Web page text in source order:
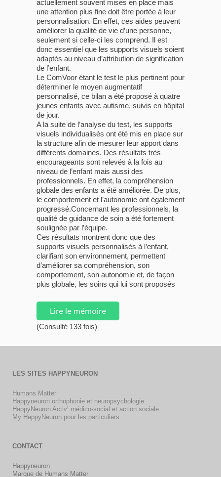
actuellement souvent mises en place mais
une attention plus fine doit être portée à leur
personnalisation. En effet, ces aides peuvent
améliorer la qualité de vie d’une personne,
seulement si celle-ci les comprend. Il est
donc essentiel que les supports visuels soient
adaptés au niveau d’attribution de signification
de l’enfant.
Le ComVoor étant le test le plus pertinent pour
déterminer le moyen augmentatif
personnalisé, ce bilan a été proposé à quatre
jeunes enfants avec autisme, suivis en hôpital
de jour.
A la suite de l’analyse du test, les supports
visuels individualisés ont été mis en place sur
la structure afin de mesurer leur apport dans
différents domaines. Des résultats très
encourageants sont relevés à la fois au
niveau de l’enfant mais aussi des
professionnels. En effet, la compréhension
globale des enfants a été améliorée. De plus,
le comportement et l’autonomie ont également
progressé.Concernant les professionnels, la
qualité de guidance de soin a été fortement
soulignée par l’équipe.
Ces résultats montrent donc que des
supports visuels personnalisés à l’enfant,
clarifiant son environnement, permettent
d’améliorer sa compréhension, son
comportement, son autonomie et, de façon
plus globale, les soins qui lui sont proposés
Lire le mémoire
(Consulté 133 fois)
LES SITES HAPPYNEURON
Humans Matter
Happyneuron orthophonie et neuropsychologie
HappyNeuron Activ’ médico-social et action sociale
My HappyNeuron pour les particuliers
CONTACT
Happyneuron
Marque de Humans Matter